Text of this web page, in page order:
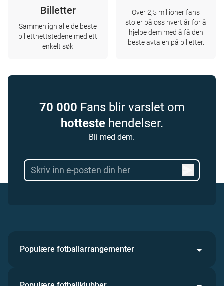
Billetter
Sammenlign alle de beste
billettnettstedene med ett
enkelt søk
Over 2,5 millioner fans
stoler på oss hvert år for å
hjelpe dem med å få den
beste avtalen på billetter.
70 000 Fans blir varslet om
hottestehendelser.
Bli med dem.
Populære fotballarrangementer